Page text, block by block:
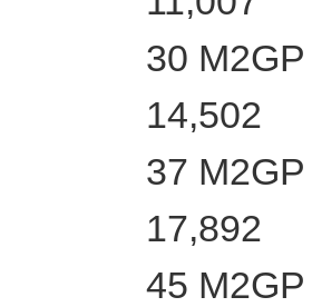
30
14,502
37
17,892
45